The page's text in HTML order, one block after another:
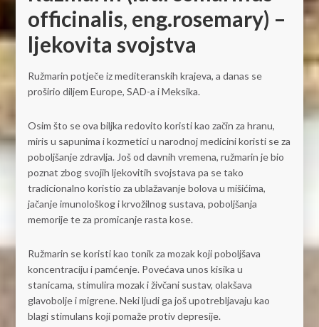
officinalis, eng.rosemary) –
ljekovita svojstva
Ružmarin potječe iz mediteranskih krajeva, a danas se
proširio diljem Europe, SAD-a i Meksika.
Osim što se ova biljka redovito koristi kao začin za hranu,
miris u sapunima i kozmetici u narodnoj medicini koristi se za
poboljšanje zdravlja. Još od davnih vremena, ružmarin je bio
poznat zbog svojih ljekovitih svojstava pa se tako
tradicionalno koristio za ublažavanje bolova u mišićima,
jačanje imunološkog i krvožilnog sustava, poboljšanja
memorije te za promicanje rasta kose.
Ružmarin se koristi kao tonik za mozak koji poboljšava
koncentraciju i pamćenje. Povećava unos kisika u
stanicama, stimulira mozak i živčani sustav, olakšava
glavobolje i migrene. Neki ljudi ga još upotrebljavaju kao
blagi stimulans koji pomaže protiv depresije.